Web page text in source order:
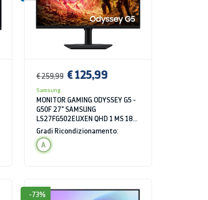
€ 259,99 € 125,99
Samsung
MONITOR GAMING ODYSSEY G5 -
G50F 27" SAMSUNG
LS27FG502EUXEN QHD 1 MS 180
HZ HDR
Gradi Ricondizionamento:
A
-73%